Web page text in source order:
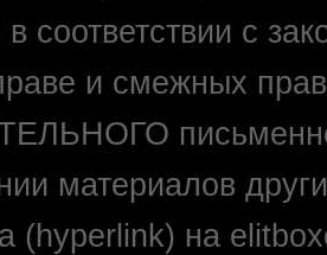
соответствии с
и смежных
материалов
(hyperlink) на